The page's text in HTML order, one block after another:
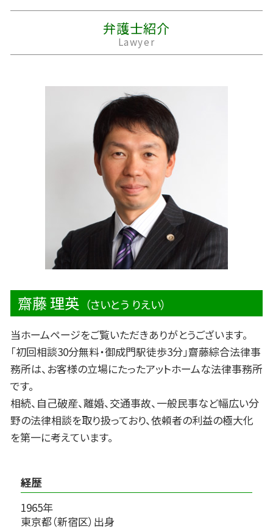
遺産 遺留分
個人再生 車
キャッシング 返済
妻 借金
別居 生活費
離婚 住宅ローン 財産分与
浮気 離婚
離婚 期間
休業損害 主婦
交差点 事故 過失割合
事故 示談書
バイク事故 死亡
死亡事故 加害者 家族
後遺障害等級申請 事前認定
自動運転 死亡事故
損害賠償 時効
交通事故 過失割合
労働問題 相談
m&a 法律問題 事務所
民事 法律
個人再生 法律問題
eスポーツ 法律問題
親子 法律問題
労働問題 嫌がらせ
労働問題 セクハラ 相談
不動産 売買 トラブル
労働問題 相談先
労働問題 弁護士 費用
労働問題 どこに相談
スポーツ 法律問題
弁護士紹介
Lawyer
齋藤 理英 （さいとう りえい）
当ホームページをご覧いただきありがとうございます。
「初回相談30分無料・御成門駅徒歩3分」齋藤綜合法律事
務所は、お客様の立場にたったアットホームな法律事務所
です。
相続、自己破産、離婚、交通事故、一般民事など幅広い分
野の法律相談を取り扱っており、依頼者の利益の極大化
を第一に考えています。
経歴
1965年
東京都（新宿区）出身